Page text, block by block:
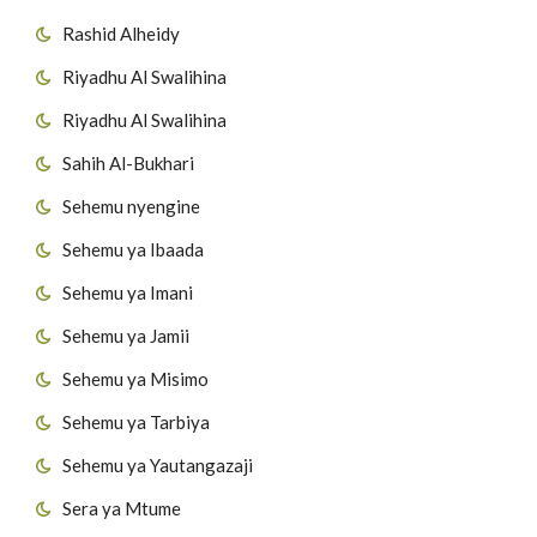
Rashid Alheidy
Riyadhu Al Swalihina
Riyadhu Al Swalihina
Sahih Al-Bukhari
Sehemu nyengine
Sehemu ya Ibaada
Sehemu ya Imani
Sehemu ya Jamii
Sehemu ya Misimo
Sehemu ya Tarbiya
Sehemu ya Yautangazaji
Sera ya Mtume